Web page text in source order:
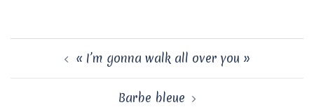
Navigation
d’article« I’m gonna walk all over you »
Barbe bleue